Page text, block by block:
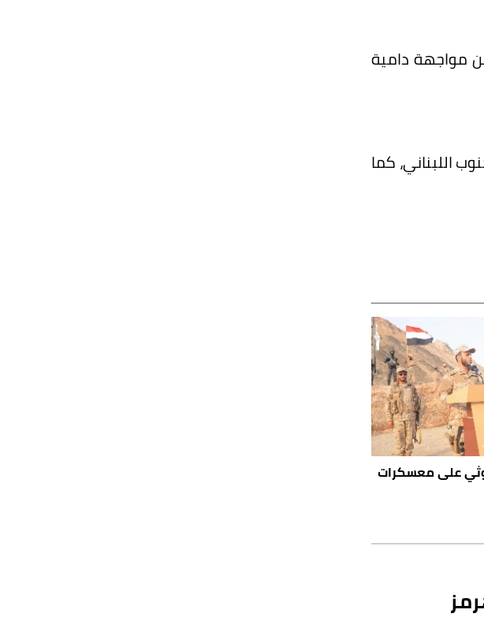
بعد عام من مواجهة دامية
اللبناني، كما
على معسكرات